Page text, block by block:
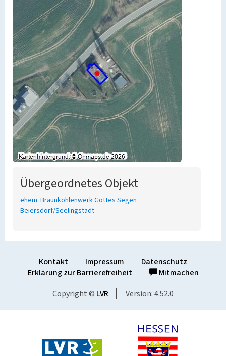
Übergeordnetes Objekt
ehem. Braunkohlenwerk Gottes Segen
Beiersdorf/Seelingstädt
Kontakt Impressum
Datenschutz
Erklärung zur Barrierefreiheit
Mitmachen
Copyright © LVR Version: 4.52.0